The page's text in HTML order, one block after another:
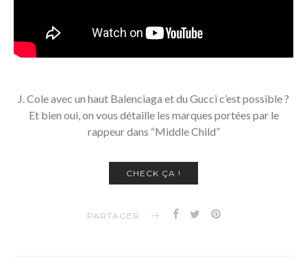
J. Cole avec un haut Balenciaga et du Gucci c’est possible ?
Et bien oui, on vous détaille les marques portées par le
rappeur dans “Middle Child”
CHECK ÇA !
PARTAGER